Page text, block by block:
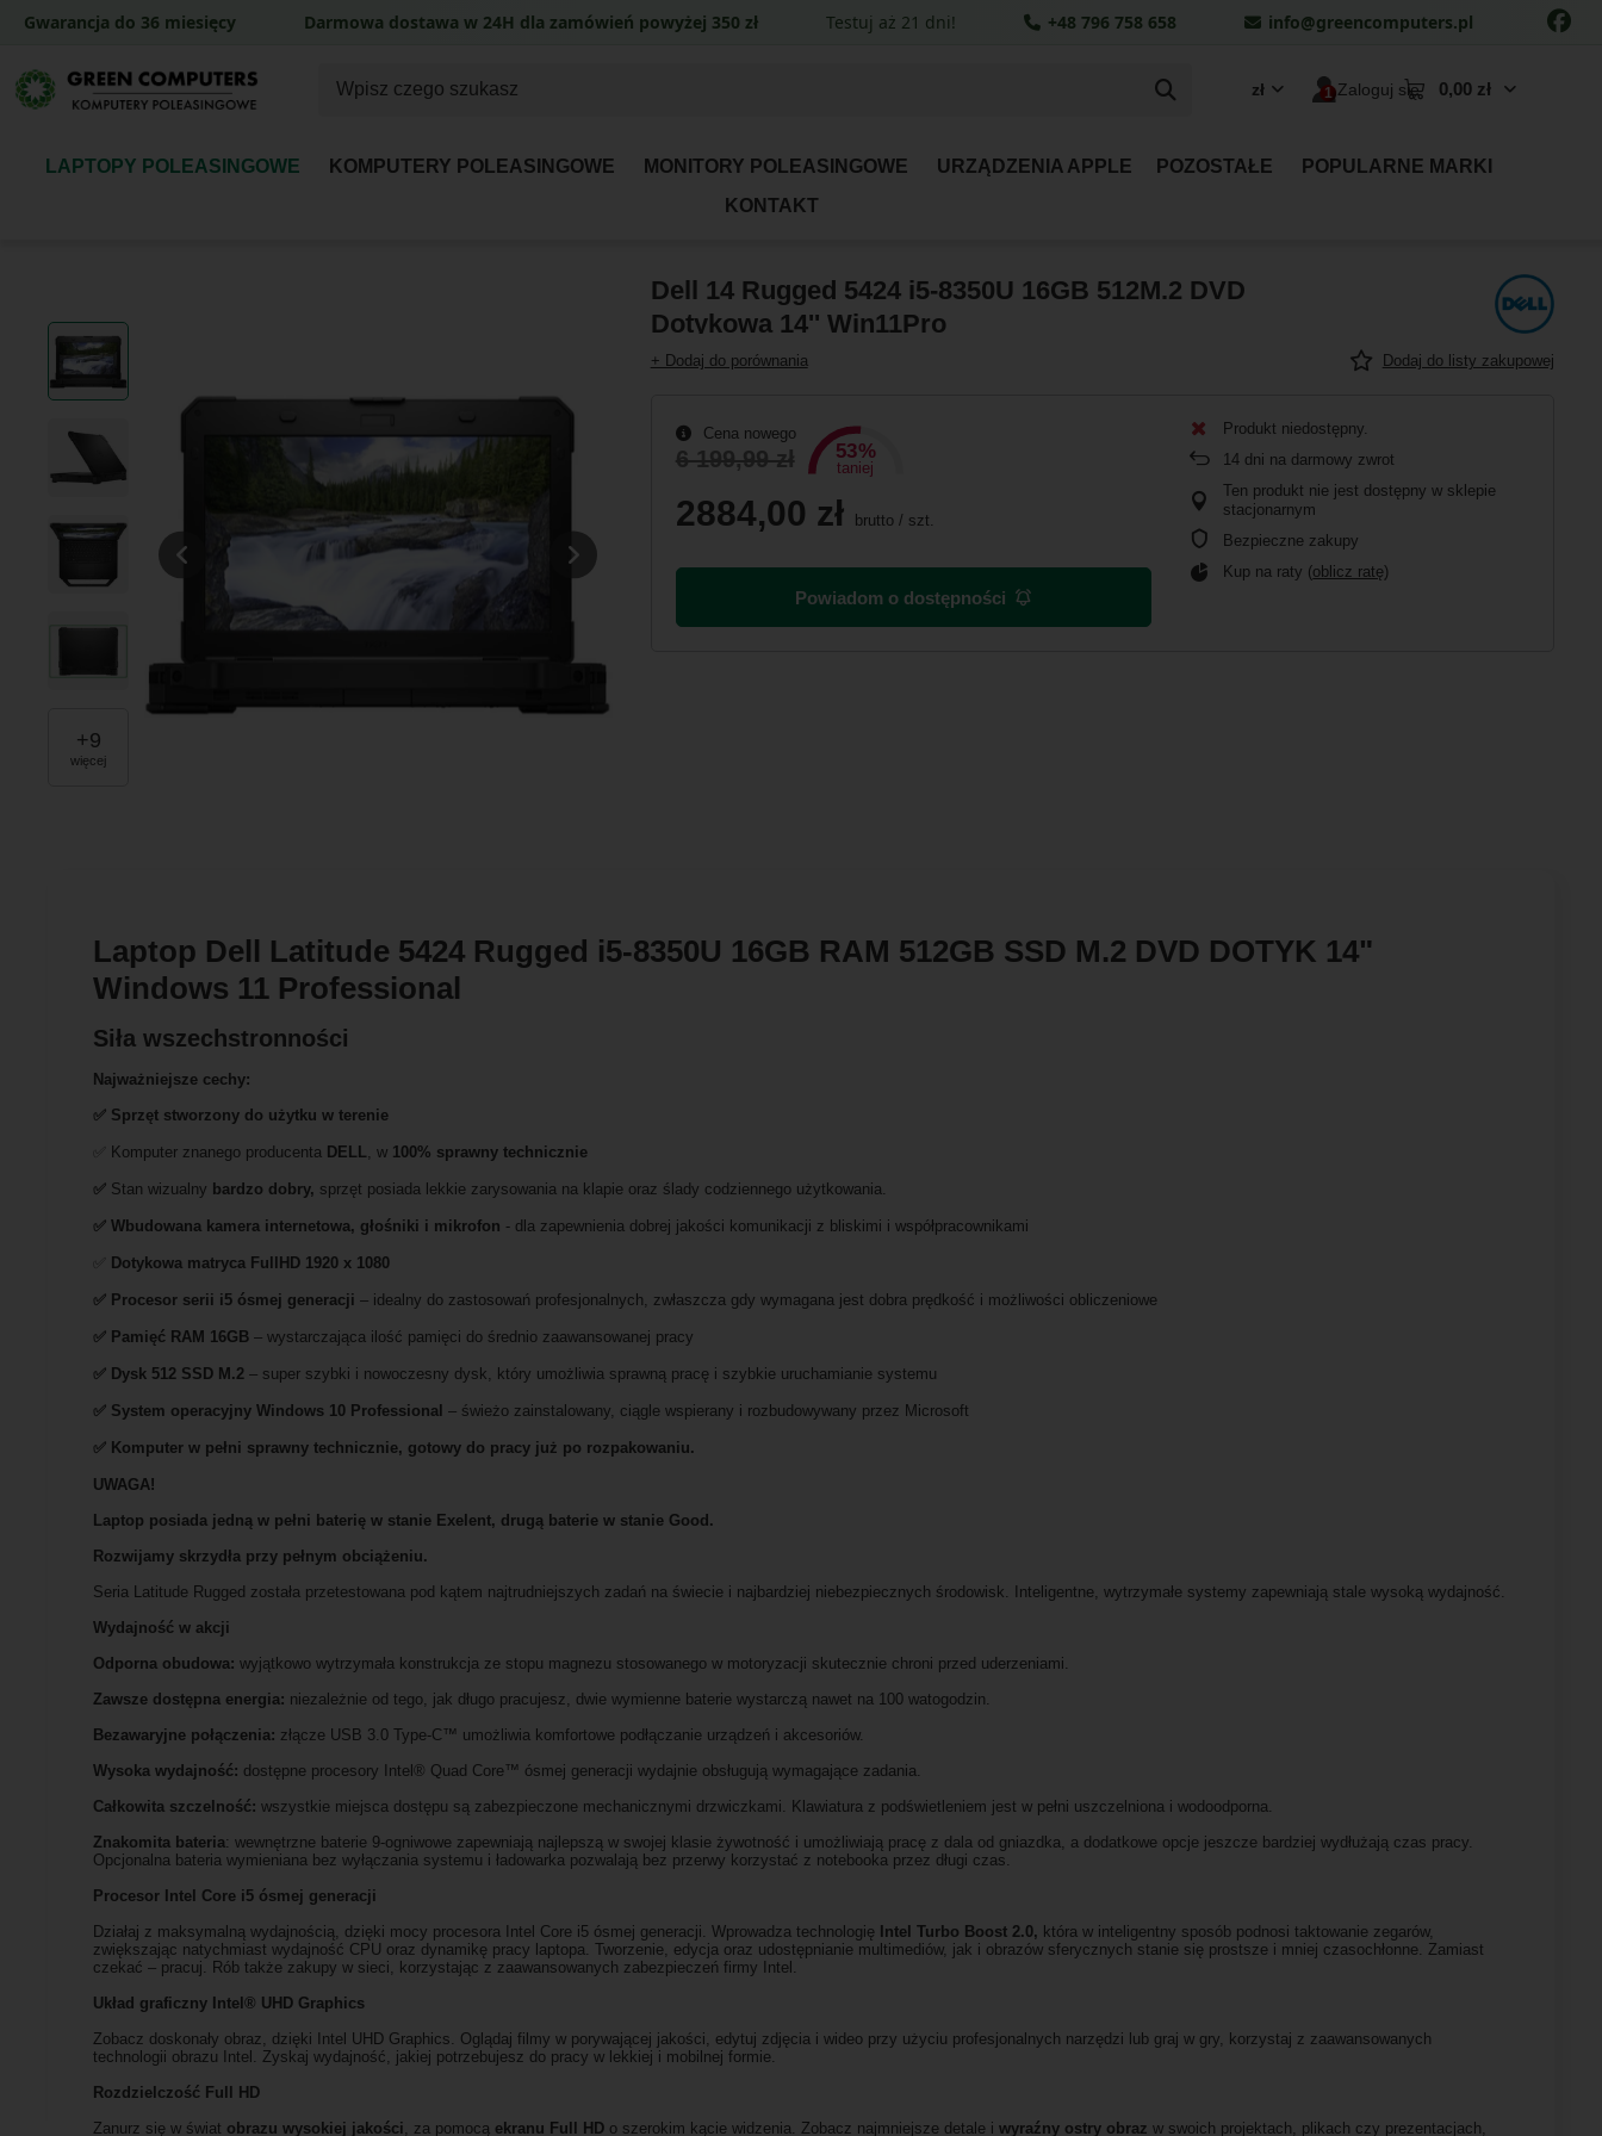
zł Zaloguj się 0,00 zł
LAPTOPY POLEASINGOWE KOMPUTERY POLEASINGOWE MONITORY POLEASINGOWE URZĄDZENIA APPLE POZOSTAŁE
POPULARNE MARKI
KONTAKT
+9
więcej
Dell 14 Rugged 5424 i5-8350U 16GB 512M.2 DVD
Dotykowa 14'' Win11Pro
+ Dodaj do porównania Dodaj do listy zakupowej
Cena nowego
6 199,99 zł 53%
taniej
2884,00 zł brutto/ szt.
Powiadom o dostępności
Produkt niedostępny
14 dni na darmowy zwrot
Ten produkt nie jest dostępny w sklepie
stacjonarnym
Bezpieczne zakupy
Kup na raty (oblicz ratę)
Laptop Dell Latitude 5424 Rugged i5-8350U 16GB RAM 512GB SSD M.2 DVD DOTYK 14"
Windows 11 Professional
Siła wszechstronności
Najważniejsze cechy:
✅ Sprzęt stworzony do użytku w terenie
✅ Komputer znanego producenta DELL, w 100% sprawny technicznie
✅ Stan wizualny bardzo dobry, sprzęt posiada lekkie zarysowania na klapie oraz ślady codziennego użytkowania.
✅ Wbudowana kamera internetowa, głośniki i mikrofon - dla zapewnienia dobrej jakości komunikacji z bliskimi i współpracownikami
Dotykowa matryca FullHD 1920 x 1080
✅ Procesor serii i5 ósmej generacji– idealny do zastosowań profesjonalnych, zwłaszcza gdy wymagana jest dobra prędkość i możliwości obliczeniowe
✅ Pamięć RAM 16GB – wystarczająca ilość pamięci do średnio zaawansowanej pracy
✅ Dysk 512 SSD M.2 – super szybki i nowoczesny dysk, który umożliwia sprawną pracę i szybkie uruchamianie systemu
✅ System operacyjny Windows 10 Professional– świeżo zainstalowany, ciągle wspierany i rozbudowywany przez Microsoft
✅ Komputer w pełni sprawny technicznie, gotowy do pracy już po rozpakowaniu.
UWAGA!
Laptop posiada jedną w pełni baterię w stanie Exelent, drugą baterie w stanie Good.
Rozwijamy skrzydła przy pełnym obciążeniu.
Seria Latitude Rugged została przetestowana pod kątem najtrudniejszych zadań na świecie i najbardziej niebezpiecznych środowisk. Inteligentne, wytrzymałe systemy zapewniają stale wysoką wydajność.
Wydajność w akcji
Odporna obudowa: wyjątkowo wytrzymała konstrukcja ze stopu magnezu stosowanego w motoryzacji skutecznie chroni przed uderzeniami.
Zawsze dostępna energia: niezależnie od tego, jak długo pracujesz, dwie wymienne baterie wystarczą nawet na 100 watogodzin.
Bezawaryjne połączenia: złącze USB 3.0 Type-C™ umożliwia komfortowe podłączanie urządzeń i akcesoriów.
Wysoka wydajność: dostępne procesory Intel® Quad Core™ ósmej generacji wydajnie obsługują wymagające zadania.
Całkowita szczelność: wszystkie miejsca dostępu są zabezpieczone mechanicznymi drzwiczkami. Klawiatura z podświetleniem jest w pełni uszczelniona i wodoodporna.
Znakomita bateria: wewnętrzne baterie 9-ogniwowe zapewniają najlepszą w swojej klasie żywotność i umożliwiają pracę z dala od gniazdka, a dodatkowe opcje jeszcze bardziej wydłużają czas pracy.
Opcjonalna bateria wymieniana bez wyłączania systemu i ładowarka pozwalają bez przerwy korzystać z notebooka przez długi czas.
Procesor Intel Core i5 ósmej generacji
Działaj z maksymalną wydajnością, dzięki mocy procesora Intel Core i5 ósmej generacji. Wprowadza technologię
Intel Turbo Boost 2.0, która w inteligentny sposób podnosi taktowanie zegarów,
zwiększając natychmiast wydajność CPU oraz dynamikę pracy laptopa. Tworzenie, edycja oraz udostępnianie multimediów, jak i obrazów sferycznych stanie się prostsze i mniej czasochłonne. Zamiast
czekać – pracuj. Rób także zakupy w sieci, korzystając z zaawansowanych zabezpieczeń firmy Intel.
Układ graficzny Intel® UHD Graphics
Zobacz doskonały obraz, dzięki Intel UHD Graphics. Oglądaj filmy w porywającej jakości, edytuj zdjęcia i wideo przy użyciu profesjonalnych narzędzi lub graj w gry, korzystaj z zaawansowanych
technologii obrazu Intel. Zyskaj wydajność, jakiej potrzebujesz do pracy w lekkiej i mobilnej formie.
Rozdzielczość Full HD
Zanurz się w świat obrazu wysokiej jakości, za pomocą ekranu Full HD o szerokim kącie widzenia. Zobacz najmniejsze detale iwyraźny ostry obraz w swoich projektach, plikach czy prezentacjach,
Gwarancja do 36 miesięcy Darmowa dostawa w 24H dla zamówień powyżej 350 zł Testuj aż 21 dni! +48 796 758 658 info@greencomputers.pl